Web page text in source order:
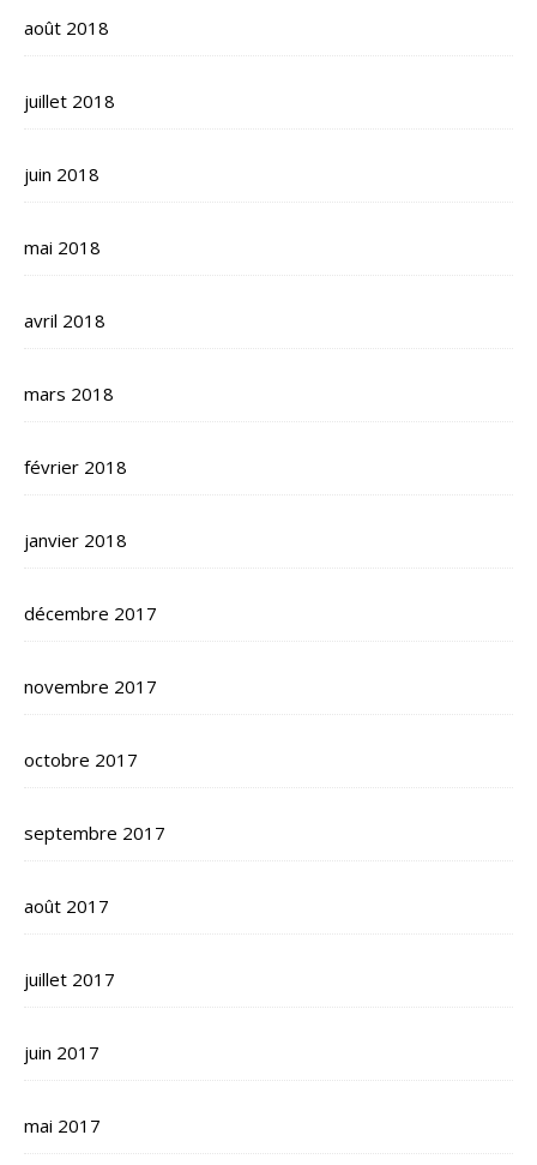
août 2018
juillet 2018
juin 2018
mai 2018
avril 2018
mars 2018
février 2018
janvier 2018
décembre 2017
novembre 2017
octobre 2017
septembre 2017
août 2017
juillet 2017
juin 2017
mai 2017